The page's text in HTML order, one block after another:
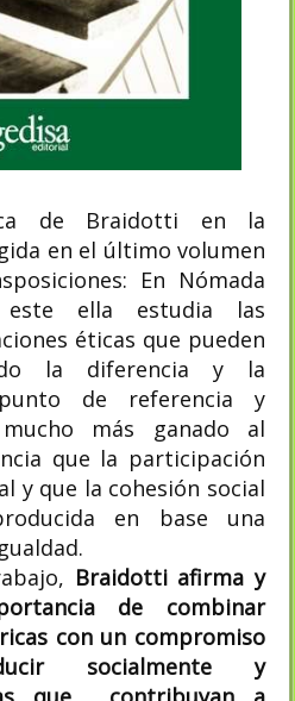
de Braidotti en la
en el último volumen
En Nómada
este ella estudia las
éticas que pueden
la diferencia y la
de referencia y
más ganado al
que la participación
y que la cohesión social
en base una
Braidotti afirma y
de combinar
con un compromiso
socialmente y